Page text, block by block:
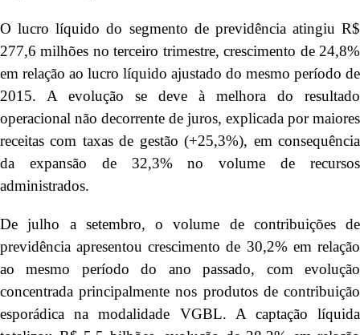
O lucro líquido do segmento de previdência atingiu R$
277,6 milhões no terceiro trimestre, crescimento de 24,8%
em relação ao lucro líquido ajustado do mesmo período de
2015. A evolução se deve à melhora do resultado
operacional não decorrente de juros, explicada por maiores
receitas com taxas de gestão (+25,3%), em consequência
da expansão de 32,3% no volume de recursos
administrados.
De julho a setembro, o volume de contribuições de
previdência apresentou crescimento de 30,2% em relação
ao mesmo período do ano passado, com evolução
concentrada principalmente nos produtos de contribuição
esporádica na modalidade VGBL. A captação líquida